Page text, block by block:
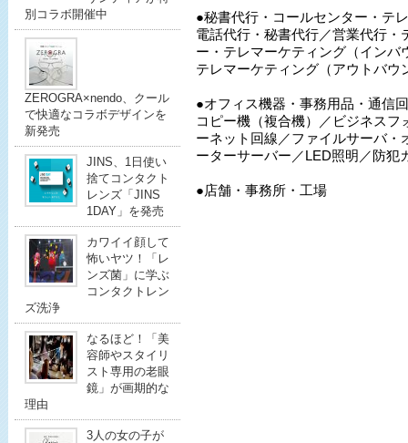
別コラボ開催中
ZEROGRA×nendo、クール
で快適なコラボデザインを
新発売
JINS、1日使い
捨てコンタクト
レンズ「JINS
1DAY」を発売
カワイイ顔して
怖いヤツ！「レ
ンズ菌」に学ぶ
コンタクトレン
ズ洗浄
なるほど！「美
容師やスタイリ
スト専用の老眼
鏡」が画期的な
理由
3人の女の子が
●秘書代行・コールセンター・テ
電話代行・秘書代行／営業代行・
ー・テレマーケティング（インバ
テレマーケティング（アウトバウ
●オフィス機器・事務用品・通信
コピー機（複合機）／ビジネスフ
ーネット回線／ファイルサーバ・
ーターサーバー／LED照明／防犯
●店舗・事務所・工場